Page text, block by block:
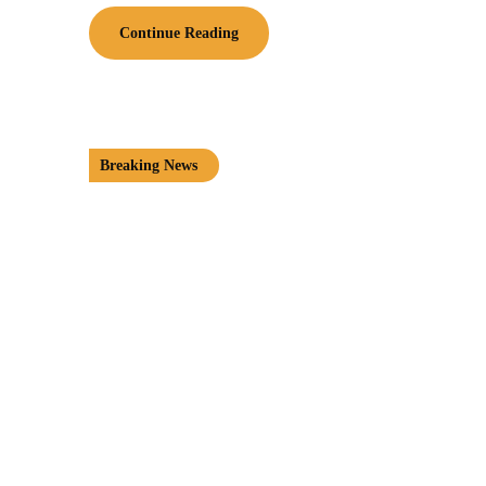
Continue Reading
Breaking News